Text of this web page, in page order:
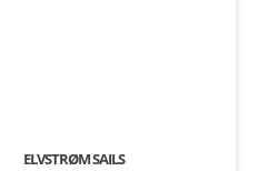
ELVSTRØM SAILS